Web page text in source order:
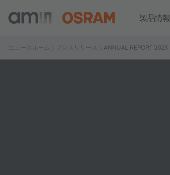
製品情報
ニュースルーム プレスリリース ANNUAL REPORT 2023